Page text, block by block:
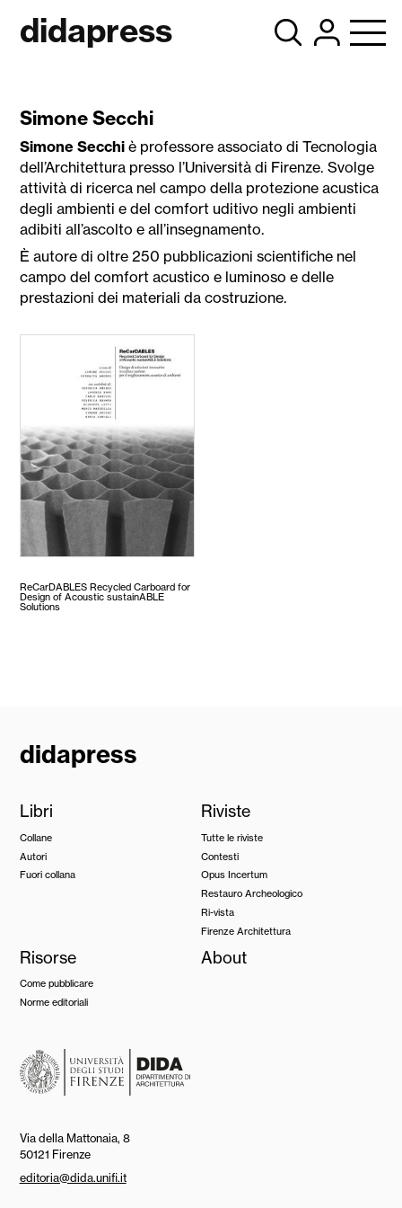
didapress
Simone Secchi
Simone Secchi è professore associato di Tecnologia
dell’Architettura presso l’Università di Firenze. Svolge
attività di ricerca nel campo della protezione acustica
degli ambienti e del comfort uditivo negli ambienti
adibiti all’ascolto e all’insegnamento.
È autore di oltre 250 pubblicazioni scientifiche nel
campo del comfort acustico e luminoso e delle
prestazioni dei materiali da costruzione.
ReCarDABLES Recycled Carboard for
Design of Acoustic sustainABLE
Solutions
didapress
Libri
Collane
Autori
Fuori collana
Riviste
Tutte le riviste
Contesti
Opus Incertum
Restauro Archeologico
Ri-vista
Firenze Architettura
Risorse
Come pubblicare
Norme editoriali
About
Via della Mattonaia, 8
50121 Firenze
editoria@dida.unifi.it